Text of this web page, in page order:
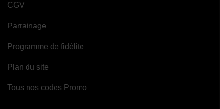
CGV
Parrainage
Programme de fidélité
Plan du site
Tous nos codes Promo